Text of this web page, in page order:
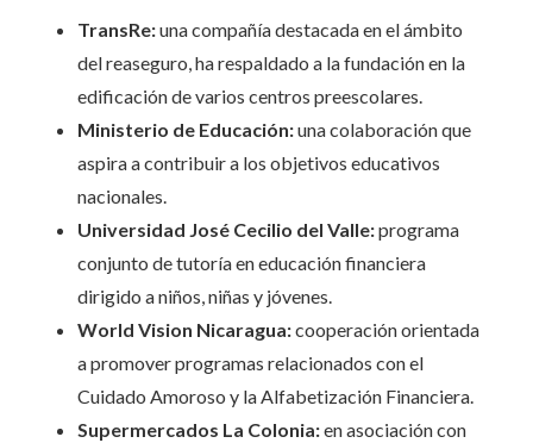
TransRe:una compañía destacada en el ámbito
del reaseguro, ha respaldado a la fundación en la
edificación de varios centros preescolares.
Ministerio de Educación:una colaboración que
aspira a contribuir a los objetivos educativos
nacionales.
Universidad José Cecilio del Valle:programa
conjunto de tutoría en educación financiera
dirigido a niños, niñas y jóvenes.
World Vision Nicaragua:cooperación orientada
a promover programas relacionados con el
Cuidado Amoroso y la Alfabetización Financiera.
Supermercados La Colonia:en asociación con